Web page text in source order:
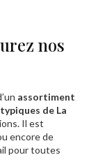
nos
assortiment
de La
Il est
encore de
pour toutes